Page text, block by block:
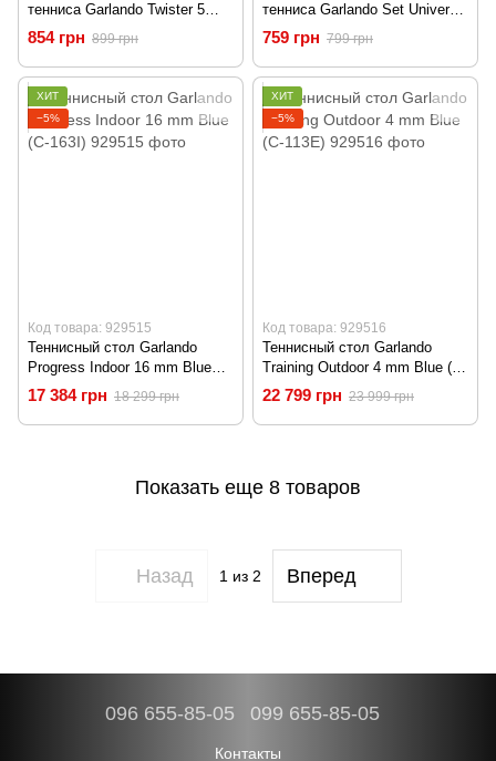
тенниса Garlando Twister 5
Stars (2C4-117)
854 грн 899 грн
тенниса Garlando Set Universal
(2C4-144)
759 грн 799 грн
ХИТ
−5%
Код товара: 929515
Теннисный стол Garlando
Progress Indoor 16 mm Blue
(C-163I)
17 384 грн 18 299 грн
ХИТ
−5%
Код товара: 929516
Теннисный стол Garlando
Training Outdoor 4 mm Blue (C-
113E)
22 799 грн 23 999 грн
Показать еще 8 товаров
Назад 1из 2 Вперед
096 655-85-05 099 655-85-05
Контакты